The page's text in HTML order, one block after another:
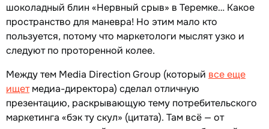
шоколадный блин «Нервный срыв» в Теремке… Какое
пространство для маневра! Но этим мало кто
пользуется, потому что маркетологи мыслят узко и
следуют по проторенной колее.
Между тем Media Direction Group (который все еще
ищетмедиа-директора) сделал отличную
презентацию, раскрывающую тему потребительского
маркетинга «бэк ту скул» (цитата). Там всё — от